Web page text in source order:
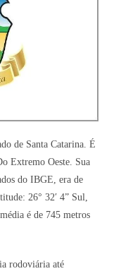
de Santa Catarina. É
Extremo Oeste. Sua
do IBGE, era de
26° 32′ 4” Sul,
é de 745 metros
rodoviária até